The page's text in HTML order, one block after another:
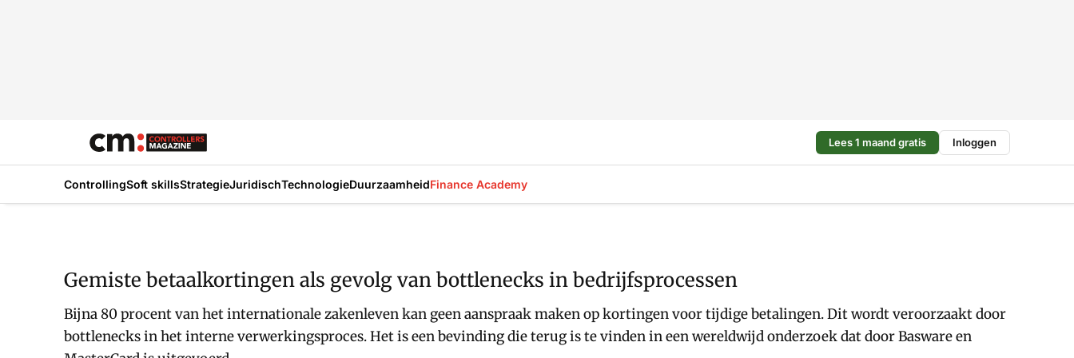
Lees 1 maand gratis Inloggen
ControllingSoft skillsStrategieJuridischTechnologieDuurzaamheidFinance Academy
Gemiste betaalkortingen als gevolg van bottlenecks in bedrijfsprocessen
Bijna 80 procent van het internationale zakenleven kan geen aanspraak maken op kortingen voor tijdige betalingen. Dit wordt veroorzaakt door
bottlenecks in het interne verwerkingsproces. Het is een bevinding die terug is te vinden in een wereldwijd onderzoek dat door Basware en